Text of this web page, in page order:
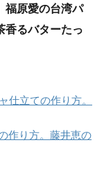
福原愛の台湾パ
香るバターたっ
仕立ての作り方。
作り方。藤井恵の